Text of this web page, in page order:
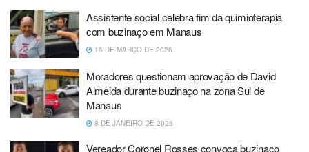
Assistente social celebra fim da quimioterapia
com buzinaço em Manaus
16 DE MARÇO DE 2026
Moradores questionam aprovação de David
Almeida durante buzinaço na zona Sul de
Manaus
8 DE JANEIRO DE 2026
Vereador Coronel Rosses convoca buzinaço